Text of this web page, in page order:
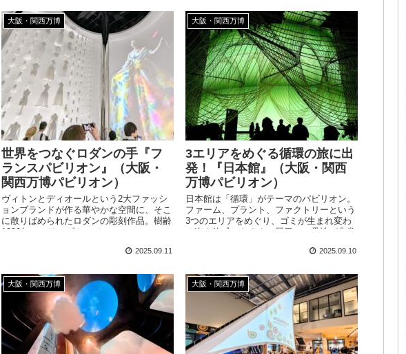
大阪・関西万博
世界をつなぐロダンの手『フ
ランスパビリオン』（大阪・
関西万博パビリオン）
ヴィトンとディオールという2大ファッシ
ョンブランドが作る華やかな空間に、そこ
に散りばめられたロダンの彫刻作品。樹齢
1000年のオリーブやワインのモニュメント
センスが詰まったパビリオンです！2025.09.11
大阪・関西万博
3エリアをめぐる循環の旅に出
発！『日本館』（大阪・関西
万博パビリオン）
日本館は「循環」がテーマのパビリオン。
ファーム、プラント、ファクトリーという
3つのエリアをめぐり、ゴミが生まれ変わ
る姿を体感できます。展示の一貫性が非常
かりやすく楽しめる仕掛けがたくさん盛り
2025.09.10
大阪・関西万博 大阪・関西万博